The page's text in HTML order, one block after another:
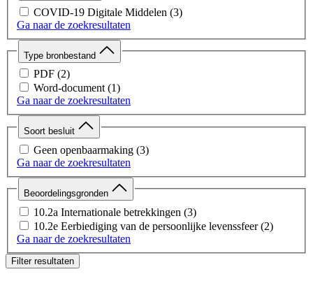
COVID-19 Digitale Middelen (3)
Ga naar de zoekresultaten
Type bronbestand
PDF (2)
Word-document (1)
Ga naar de zoekresultaten
Soort besluit
Geen openbaarmaking (3)
Ga naar de zoekresultaten
Beoordelingsgronden
10.2a Internationale betrekkingen (3)
10.2e Eerbiediging van de persoonlijke levenssfeer (2)
Ga naar de zoekresultaten
Filter resultaten